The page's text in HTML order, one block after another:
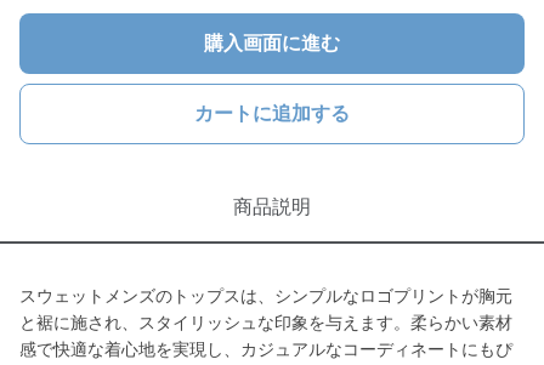
購入画面に進む
カートに追加する
商品説明
スウェットメンズのトップスは、シンプルなロゴプリントが胸元
と裾に施され、スタイリッシュな印象を与えます。柔らかい素材
感で快適な着心地を実現し、カジュアルなコーディネートにもぴ